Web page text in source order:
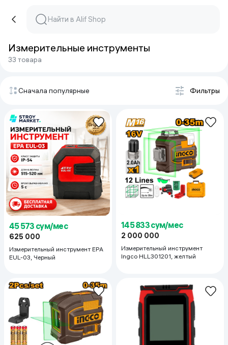
Измерительные инструменты
33 товара
Сначала популярные Фильтры
45 573 сум/мес
625 000
Измерительный инструмент EPA
EUL-03, Черный
145 833 сум/мес
2 000 000
Измерительный инструмент
Ingco HLL301201, желтый